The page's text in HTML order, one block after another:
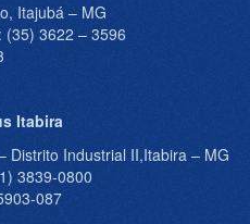
Itajubá – MG
(35) 3622 – 3596
Itabira
Distrito Industrial II,Itabira – MG
3839-0800
087